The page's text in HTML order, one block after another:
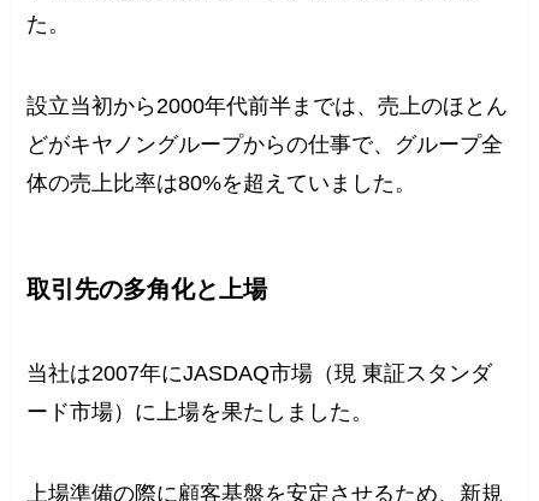
た。
設立当初から2000年代前半までは、売上のほとん
どがキヤノングループからの仕事で、グループ全
体の売上比率は80%を超えていました。
取引先の多角化と上場
当社は2007年にJASDAQ市場（現 東証スタンダ
ード市場）に上場を果たしました。
上場準備の際に顧客基盤を安定させるため、新規